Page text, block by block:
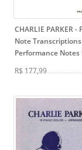
CHARLIE PARKER -
Note
Performance Notes
R$ 177,99